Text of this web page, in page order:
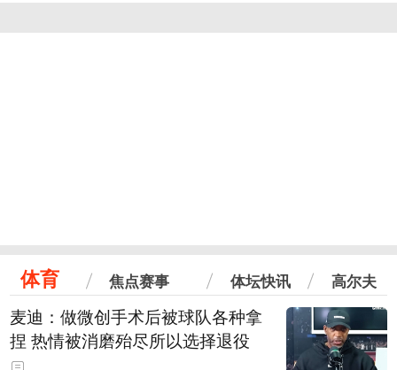
体育 焦点赛事 体坛快讯 高尔夫
麦迪：做微创手术后被球队各种拿
捏 热情被消磨殆尽所以选择退役